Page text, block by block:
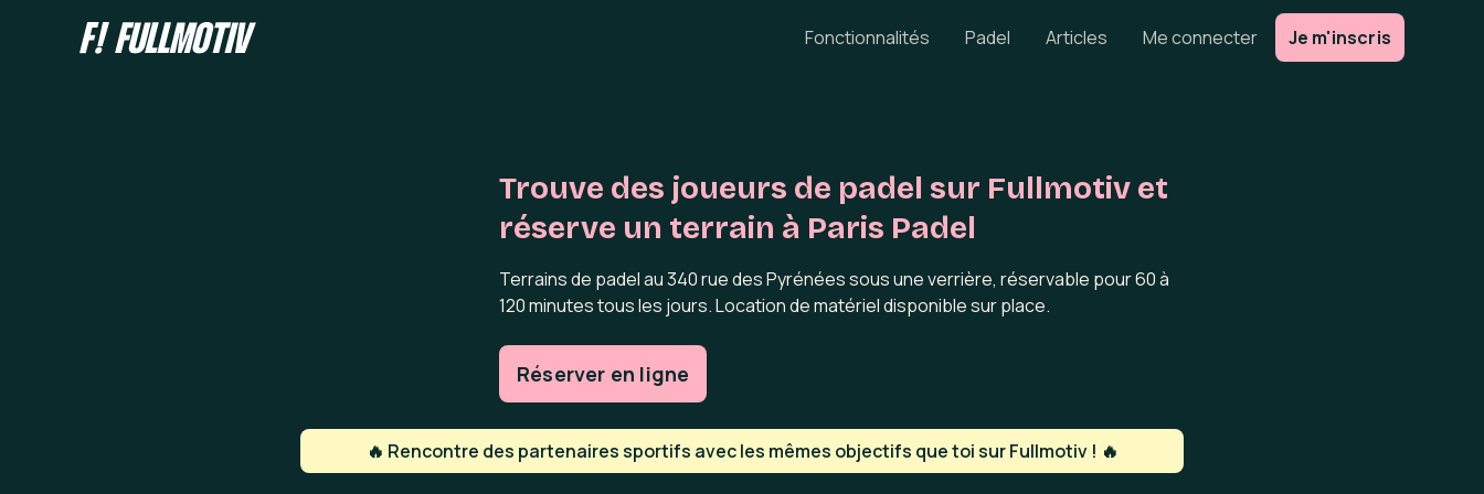
Fonctionnalités Padel Articles Me connecter Je m'inscris
Trouve des joueurs de padel sur Fullmotiv et
réserve un terrain à Paris Padel
Terrains de padel au 340 rue des Pyrénées sous une verrière, réservable pour 60 à
120 minutes tous les jours. Location de matériel disponible sur place.
Réserver en ligne
🔥 Rencontre des partenaires sportifs avec les mêmes objectifs que toi sur Fullmotiv ! 🔥